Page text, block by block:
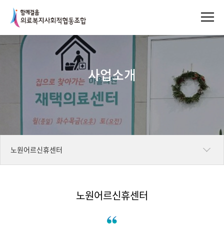
사업소개
노원어르신휴센터
노원어르신휴센터